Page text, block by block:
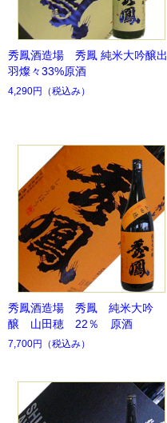
秀鳳酒造場 秀鳳 純米大吟醸出
羽燦々33%原酒
4,290円 （税込み）
秀鳳酒造場 秀鳳 純米大吟
醸 山田穂 22％ 原酒
7,700円 （税込み）